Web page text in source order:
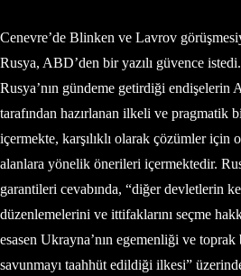
Cenevre’de Blinken ve Lavrov
Rusya, ABD’den bir yazılı güvence
Rusya’nın gündeme getirdiği
tarafından hazırlanan ilkeli ve pragmatik
içermekte, karşılıklı olarak çözümler
alanlara yönelik önerileri içermektedir.
garantileri cevabında, “diğer devletlerin
düzenlemelerini ve ittifaklarını seçme
esasen Ukrayna’nın egemenliği ve
savunmayı taahhüt edildiği ilkesi”